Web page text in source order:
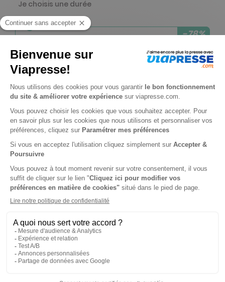
Je choisis une durée
-78%
Abonnement 1 an
52 n° • Digital
67€92
Tarif France métropolitaine
Renouvellement à date d’anniversaire
N° en cours
5€90
Tarif France métropolitaine
Présentation du magazine Valeurs
Actuelles
Abonnement Valeurs Actuelles